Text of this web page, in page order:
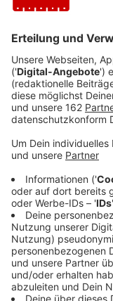
Opposition im
kommerziell
größere Drohnen
Ursprungs sein
warnen vor
insbesondere aus
NRW
Die politische
NRW, inklusive
Technik. Die CDU
jedoch die
Zusammenarbeit
Bundeswehr. Die
als Polizeiersatz
ein zentrales